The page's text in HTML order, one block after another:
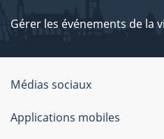
Gérer les événements de la
Organisation
du
gouvernement
Médias sociaux
Applications mobiles